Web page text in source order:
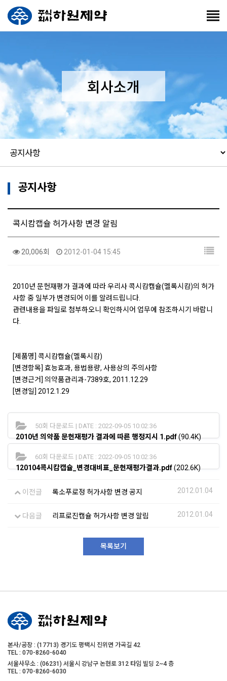
회사소개
공지사항
콕시캄캡슐 허가사항 변경 알림
20,006회 2012-01-04 15:45
2010년 문헌재평가 결과에 따라 우리사 콕시캄캡슐(멜록시캄)의 허가
사항 중 일부가 변경되어 이를 알려드립니다.
관련내용을 파일로 첨부하오니 확인하시어 업무에 참조하시기 바랍니
다.
[제품명] 콕시캄캡슐(멜록시캄)
[변경항목] 효능효과, 용법용량, 사용상의 주의사항
[변경근거] 의약품관리과-7389호, 2011.12.29
[변경일] 2012.1.29
2010년 의약품 문헌재평가 결과에 따른 행정지시 1.pdf(90.4K)
50회 다운로드 | DATE : 2022-09-05 10:02:36
120104콕시캄캡슐_변경대비표_문헌재평가결과.pdf(202.6K)
60회 다운로드 | DATE : 2022-09-05 10:02:36
이전글 록소푸로정 허가사항 변경 공지 2012.01.04
다음글 리프로진캡슐 허가사항 변경 알림 2012.01.04
목록보기
본사/공장 : (17713) 경기도 평택시 진위면 가곡길 42
TEL : 070-8260-6040
서울사무소 : (06231) 서울시 강남구 논현로 312 타임 빌딩 2~4 층
TEL : 070-8260-6030